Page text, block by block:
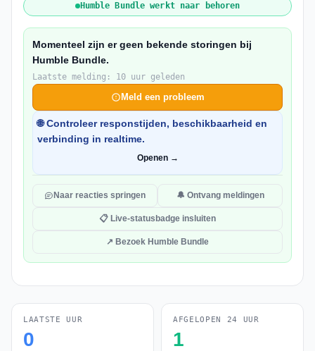
Humble Bundle werkt naar behoren
Momenteel zijn er geen bekende storingen bij
Humble Bundle.
Laatste melding: 10 uur geleden
Meld een probleem
🌐 Controleer responstijden, beschikbaarheid en
verbinding in realtime.
Openen →
Naar reacties springen 🔔 Ontvang meldingen
📋 Live-statusbadge insluiten
↗ Bezoek Humble Bundle
LAATSTE UUR
0
AFGELOPEN 24 UUR
1